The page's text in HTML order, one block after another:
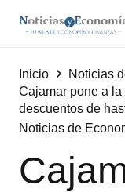
Inicio
Noticias
Cajamar pone a
descuentos de
Noticias de